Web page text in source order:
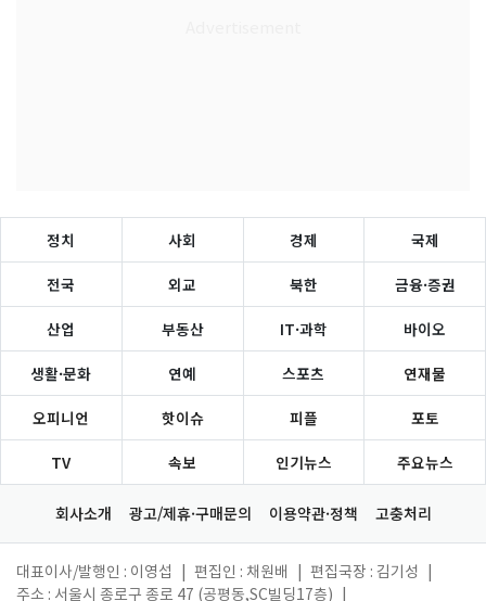
정치 사회 경제 국제
전국 외교 북한 금융·증권
산업 부동산 IT·과학 바이오
생활·문화 연예 스포츠 연재물
오피니언 핫이슈 피플 포토
TV 속보 인기뉴스 주요뉴스
회사소개 광고/제휴·구매문의 이용약관·정책 고충처리
대표이사/발행인 : 이영섭 편집인 : 채원배 편집국장 : 김기성
주소 : 서울시 종로구 종로 47 (공평동,SC빌딩17층)